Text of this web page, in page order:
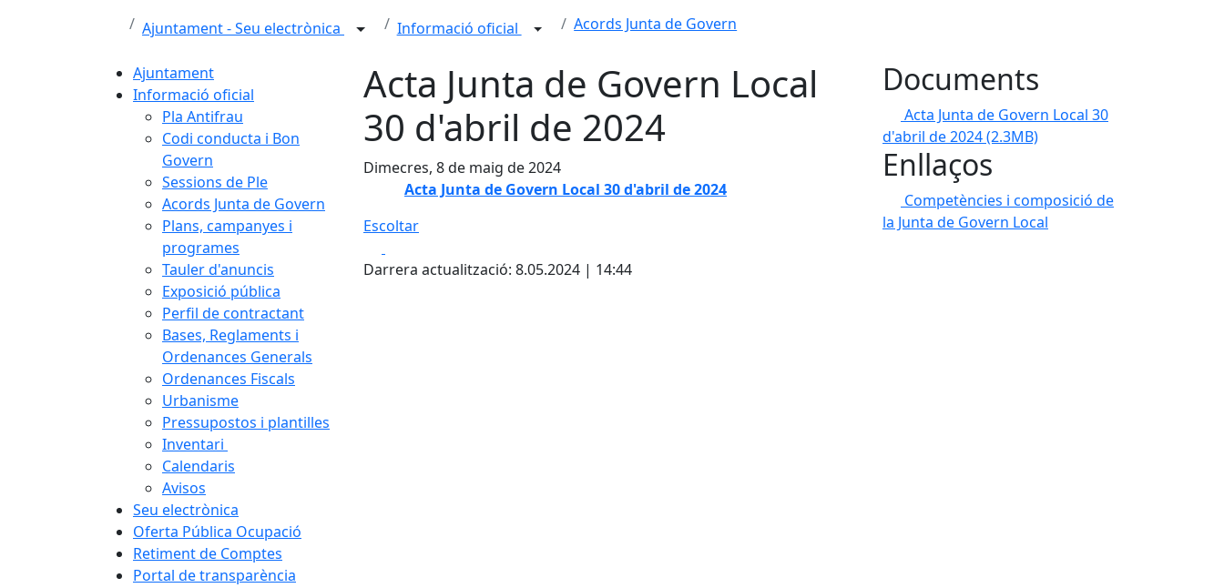
Ajuntament - Seu electrònica Informació oficial Acords Junta de Govern
Ajuntament
Informació oficial
Pla Antifrau
Codi conducta i Bon
Govern
Sessions de Ple
Acords Junta de Govern
Plans, campanyes i
programes
Tauler d'anuncis
Exposició pública
Perfil de contractant
Bases, Reglaments i
Ordenances Generals
Ordenances Fiscals
Urbanisme
Pressupostos i plantilles
Inventari
Calendaris
Avisos
Seu electrònica
Oferta Pública Ocupació
Retiment de Comptes
Portal de transparència
Acta Junta de Govern Local
30 d'abril de 2024
Dimecres, 8 de maig de 2024
Acta Junta de Govern Local 30 d'abril de 2024
Escoltar
Darrera actualització: 8.05.2024 | 14:44
Documents
Acta Junta de Govern Local 30
d'abril de 2024(2.3MB)
Enllaços
Competències i composició de
la Junta de Govern Local